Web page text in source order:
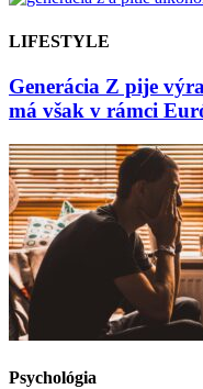
LIFESTYLE
Generácia Z pije
má však v rámci
Psychológia